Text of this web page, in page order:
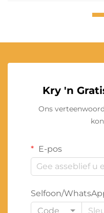
Kry 'n
Ons
E-pos
Selfoon/
Code